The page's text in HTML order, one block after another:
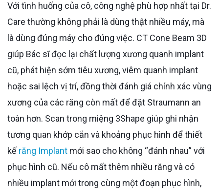
Với tình huống của cô, công nghệ phù hợp nhất tại Dr.
Care thường không phải là dùng thật nhiều máy, mà
là dùng đúng máy cho đúng việc. CT Cone Beam 3D
giúp Bác sĩ đọc lại chất lượng xương quanh implant
cũ, phát hiện sớm tiêu xương, viêm quanh implant
hoặc sai lệch vị trí, đồng thời đánh giá chính xác vùng
xương của các răng còn mất để đặt Straumann an
toàn hơn. Scan trong miệng 3Shape giúp ghi nhận
tương quan khớp cắn và khoảng phục hình để thiết
kế răng Implant mới sao cho không “đánh nhau” với
phục hình cũ. Nếu cô mất thêm nhiều răng và có
nhiều implant mới trong cùng một đoạn phục hình,